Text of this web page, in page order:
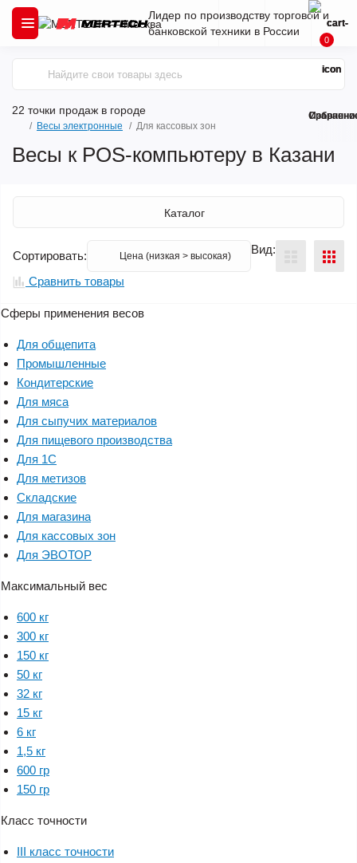
Лидер по производству торговой и
банковской техники в России
22 точки продаж в городе
0
Весы электронные Для кассовых зон
Весы к POS-компьютеру в Казани
Каталог
Сортировать: Вид:
Сравнить товары
Сферы применения весов
Для общепита
Промышленные
Кондитерские
Для мяса
Для сыпучих материалов
Для пищевого производства
Для 1С
Для метизов
Складские
Для магазина
Для кассовых зон
Для ЭВОТОР
Максимальный вес
600 кг
300 кг
150 кг
50 кг
32 кг
15 кг
6 кг
1,5 кг
600 гр
150 гр
Класс точности
III класс точности